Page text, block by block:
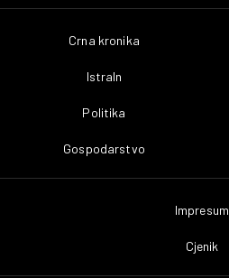
Crna kronika
IstraIn
Politika
Gospodarstvo
Impresum
Cjenik